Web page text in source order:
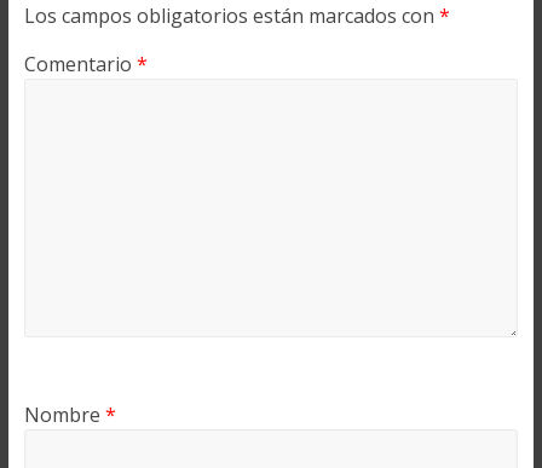
Los campos obligatorios están marcados con *
Comentario *
Nombre *